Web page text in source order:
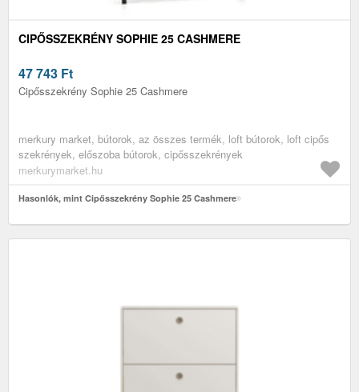
CIPŐSSZEKRÉNY SOPHIE 25 CASHMERE
47 743 Ft
Cipősszekrény Sophie 25 Cashmere
merkury market, bútorok, az összes termék, loft bútorok, loft cipős
szekrények, előszoba bútorok, cipősszekrények
merkurymarket.hu
Hasonlók, mint Cipősszekrény Sophie 25 Cashmere